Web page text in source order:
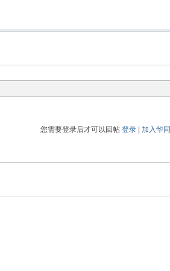
您需要登录后才可以回帖 登录| 加入华同